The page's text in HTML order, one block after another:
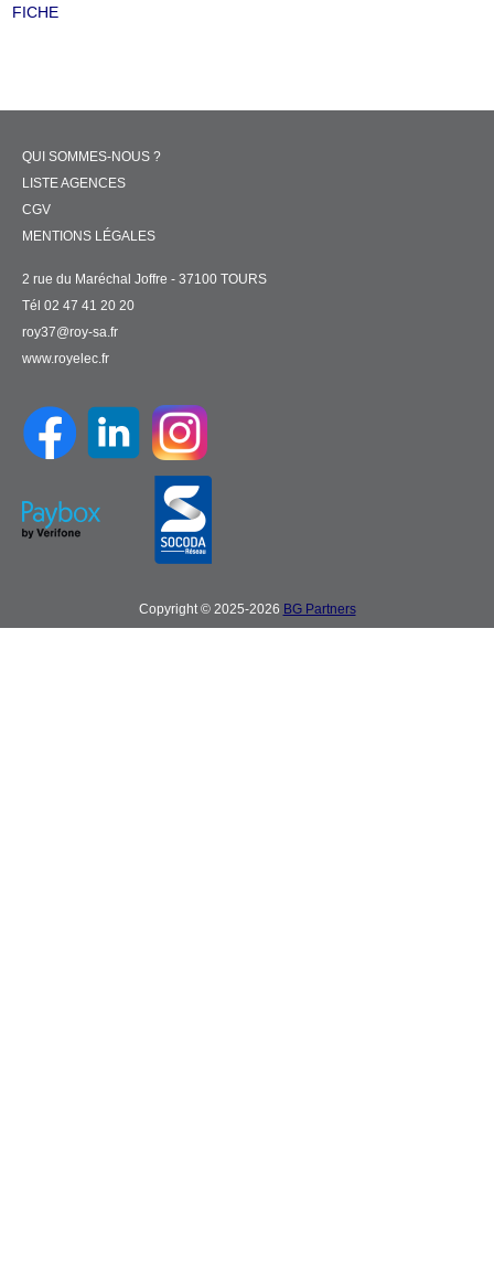
FICHE
QUI SOMMES-NOUS ?
LISTE AGENCES
CGV
MENTIONS LÉGALES
2 rue du Maréchal Joffre - 37100 TOURS
Tél 02 47 41 20 20
roy37@roy-sa.fr
www.royelec.fr
Copyright © 2025-2026 BG Partners